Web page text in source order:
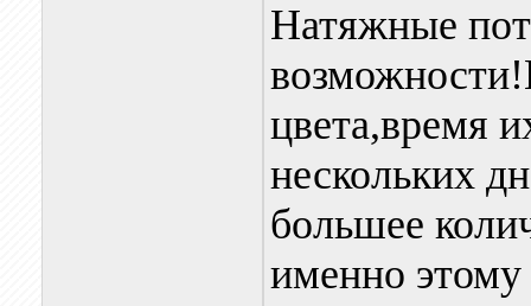
Натяжные
цвета,время
нескольких
большее
именно этому